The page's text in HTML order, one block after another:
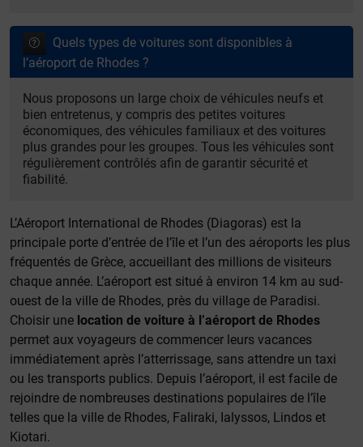
Quels types de voitures sont disponibles à
l’aéroport de Rhodes ?
Nous proposons un large choix de véhicules neufs et
bien entretenus, y compris des petites voitures
économiques, des véhicules familiaux et des voitures
plus grandes pour les groupes. Tous les véhicules sont
régulièrement contrôlés afin de garantir sécurité et
fiabilité.
L’Aéroport International de Rhodes (Diagoras) est la
principale porte d’entrée de l’île et l’un des aéroports les plus
fréquentés de Grèce, accueillant des millions de visiteurs
chaque année. L’aéroport est situé à environ 14 km au sud-
ouest de la ville de Rhodes, près du village de Paradisi.
Choisir une location de voiture à l’aéroport de Rhodes
permet aux voyageurs de commencer leurs vacances
immédiatement après l’atterrissage, sans attendre un taxi
ou les transports publics. Depuis l’aéroport, il est facile de
rejoindre de nombreuses destinations populaires de l’île
telles que la ville de Rhodes, Faliraki, Ialyssos, Lindos et
Kiotari.